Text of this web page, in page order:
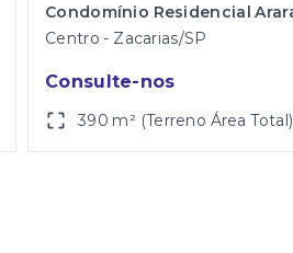
Centro - Zacarias/SP
Consulte-nos
390 m² (Terreno Área Total)